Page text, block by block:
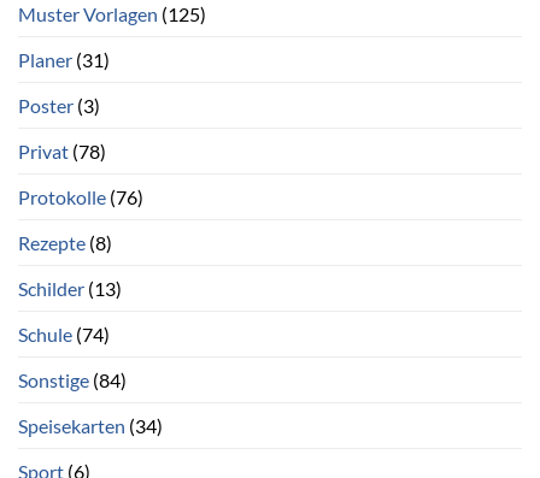
Muster Vorlagen (125)
Planer (31)
Poster (3)
Privat (78)
Protokolle (76)
Rezepte (8)
Schilder (13)
Schule (74)
Sonstige (84)
Speisekarten (34)
Sport (6)